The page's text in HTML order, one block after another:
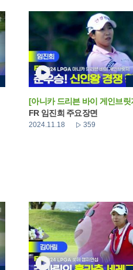
[아니카 드리븐 바이 게인브릿
FR 임진희 주요장면
2024.11.18 359